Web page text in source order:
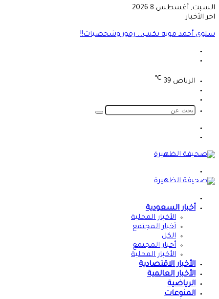
السبت, أغسطس 8 2026
اخر الأخبار
الرياض 39
℃
المظلم
بحث
أخبار السعودية
الأخبار المحلية
أخبار المجتمع
الكل
أخبار المجتمع
الأخبار المحلية
الأخبار الاقتصادية
الأخبار العالمية
الرياضية
المنوعات